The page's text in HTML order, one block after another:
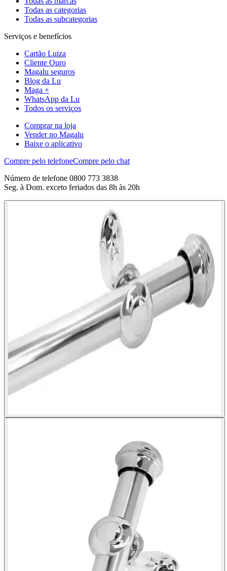
Todas as categorias
Todas as subcategorias
Serviços e benefícios
Cartão Luiza
Cliente Ouro
Magalu seguros
Blog da Lu
Maga +
WhatsApp da Lu
Todos os serviços
Comprar na loja
Vender no Magalu
Baixe o aplicativo
Compre pelo telefoneCompre pelo chat
Número de telefone 0800 773 3838
Seg. à Dom. exceto feriados das 8h às 20h